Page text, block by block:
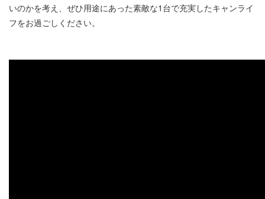
いのかを考え、ぜひ用途にあった素敵な1台で充実したキャンライ
フをお過ごしください。